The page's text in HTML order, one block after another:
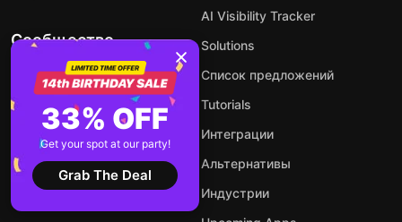
Сообщество
Forum
Facebook
Instagram
X
YouTube
AI Visibility Tracker
Solutions
Список предложений
Tutorials
Интеграции
Альтернативы
Индустрии
33% OFF
Get your spot at our party!
Grab The Deal